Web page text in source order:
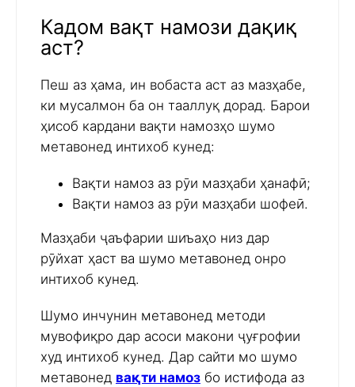
Кадом вақт намози дақиқ
аст?
Пеш аз ҳама, ин вобаста аст аз мазҳабе,
ки мусалмон ба он тааллуқ дорад. Барои
ҳисоб кардани вақти намозҳо шумо
метавонед интихоб кунед:
Вақти намоз аз рӯи мазҳаби ҳанафӣ;
Вақти намоз аз рӯи мазҳаби шофеӣ.
Мазҳаби ҷаъфарии шиъаҳо низ дар
рӯйхат ҳаст ва шумо метавонед онро
интихоб кунед.
Шумо инчунин метавонед методи
мувофиқро дар асоси макони ҷуғрофии
худ интихоб кунед. Дар сайти мо шумо
метавонед вақти намоз бо истифода аз